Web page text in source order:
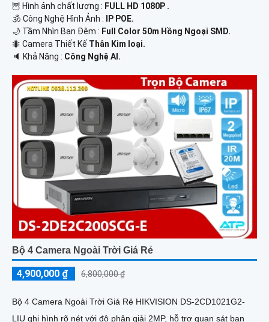
🦉 Hình ảnh chất lượng : FULL HD 1080P .
🕉️ Công Nghệ Hình Ảnh :
IP POE.
🌙 Tầm Nhìn Ban Đêm : Full Color 50m Hồng Ngoại SMD.
🐜 Camera Thiết Kế Thân Kim loại.
️🔈 Khả Năng : Công Nghệ AI.
Bộ 4 Camera Ngoài Trời Giá Rẻ
4,900,000 ₫ 6,800,000 ₫
Bộ 4 Camera Ngoài Trời Giá Rẻ HIKVISION DS-2CD1021G2-
LIU ghi hình rõ nét với độ phân giải 2MP, hỗ trợ quan sát ban